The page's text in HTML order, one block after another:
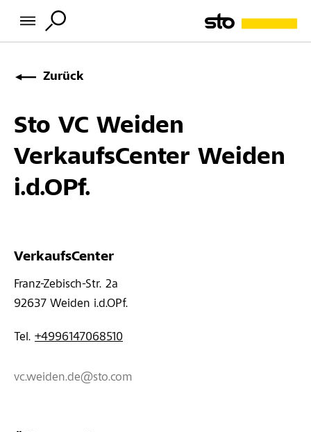
Zurück
Sto VC Weiden
VerkaufsCenter Weiden
i.d.OPf.
VerkaufsCenter
Franz-Zebisch-Str. 2a
92637 Weiden i.d.OPf.
Tel. +4996147068510
vc.weiden.de@sto.com